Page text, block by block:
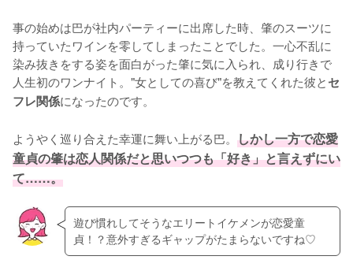
事の始めは巴が社内パーティーに出席した時、肇のスーツに
持っていたワインを零してしまったことでした。一心不乱に
染み抜きをする姿を面白がった肇に気に入られ、成り行きで
人生初のワンナイト。"女としての喜び"を教えてくれた彼とセ
フレ関係になったのです。
ようやく巡り合えた幸運に舞い上がる巴。 しかし一方で恋愛
童貞の肇は恋人関係だと思いつつも「好き」と言えずにい
て……。
遊び慣れしてそうなエリートイケメンが恋愛童
貞！？意外すぎるギャップがたまらないですね♡